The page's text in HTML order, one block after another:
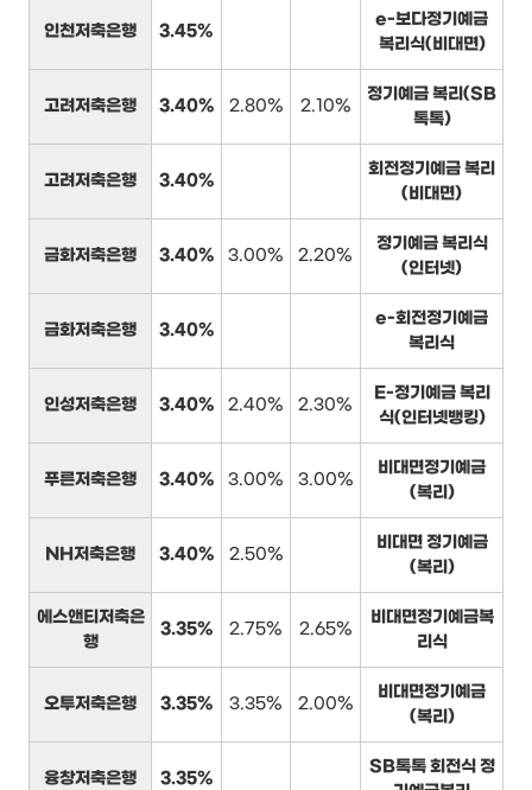
인천저축은행 3.45%
e-보다정기예금
복리식(비대면)
고려저축은행 3.40% 2.80% 2.10%
정기예금 복리(SB
톡톡)
고려저축은행 3.40%
회전정기예금 복리
(비대면)
금화저축은행 3.40% 3.00% 2.20%
정기예금 복리식
(인터넷)
금화저축은행 3.40%
e-회전정기예금
복리식
인성저축은행 3.40% 2.40% 2.30%
E-정기예금 복리
식(인터넷뱅킹)
푸른저축은행 3.40% 3.00% 3.00%
비대면정기예금
(복리)
NH저축은행 3.40% 2.50%
비대면 정기예금
(복리)
에스앤티저축은
행
3.35% 2.75% 2.65%
비대면정기예금복
리식
오투저축은행 3.35% 3.35% 2.00%
비대면정기예금
(복리)
융창저축은행 3.35%
SB톡톡 회전식 정